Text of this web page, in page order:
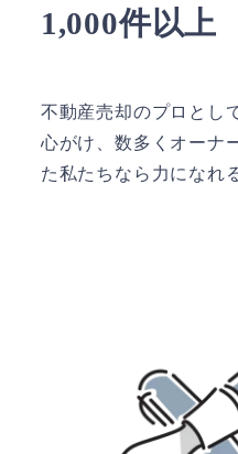
1,000件以上
不動産売却のプロとし
心がけ、数多くオーナ
た私たちなら力になれ